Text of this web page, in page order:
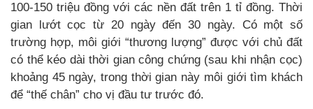
100-150 triệu đồng với các nền đất trên 1 tỉ đồng. Thời
gian lướt cọc từ 20 ngày đến 30 ngày. Có một số
trường hợp, môi giới “thương lượng” được với chủ đất
có thể kéo dài thời gian công chứng (sau khi nhận cọc)
khoảng 45 ngày, trong thời gian này môi giới tìm khách
để “thế chân” cho vị đầu tư trước đó.